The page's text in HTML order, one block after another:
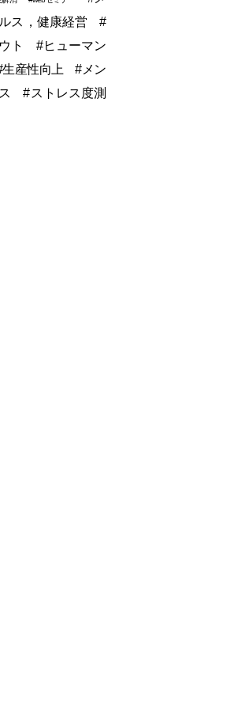
ス，健康経営
#
ト
#ヒューマン
生産性向上
#メン
#ストレス度測